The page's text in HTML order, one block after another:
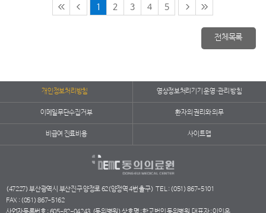
1 2 3 4 5
전체목록
개인정보처리방침 영상정보처리기기 운영·관리 방침
이메일무단수집거부 환자의 권리와 의무
비급여 진료비용 사이트맵
(47227) 부산광역시 부산진구 양정로 62(양정역 4번 출구) TEL : (051) 867-5101
FAX : (051) 867-5162